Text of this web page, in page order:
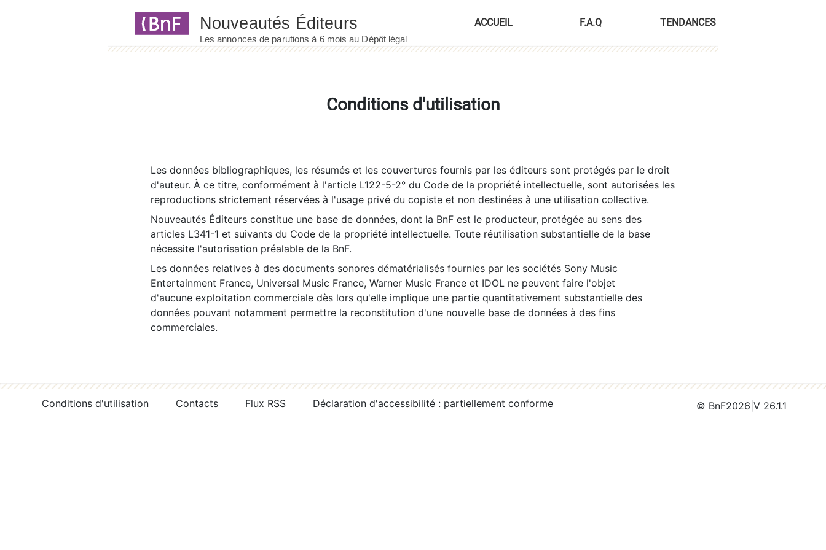
ACCUEIL F.A.Q TENDANCES
Conditions d'utilisation
Les données bibliographiques, les résumés et les couvertures fournis par les éditeurs sont protégés par le droit
d'auteur. À ce titre, conformément à l'article L122-5-2° du Code de la propriété intellectuelle, sont autorisées les
reproductions strictement réservées à l'usage privé du copiste et non destinées à une utilisation collective.
Nouveautés Éditeurs constitue une base de données, dont la BnF est le producteur, protégée au sens des
articles L341-1 et suivants du Code de la propriété intellectuelle. Toute réutilisation substantielle de la base
nécessite l'autorisation préalable de la BnF.
Les données relatives à des documents sonores dématérialisés fournies par les sociétés Sony Music
Entertainment France, Universal Music France, Warner Music France et IDOL ne peuvent faire l'objet
d'aucune exploitation commerciale dès lors qu'elle implique une partie quantitativement substantielle des
données pouvant notamment permettre la reconstitution d'une nouvelle base de données à des fins
commerciales.
Conditions d'utilisation Contacts Flux RSS Déclaration d'accessibilité : partiellement conforme © BnF2026 V 26.1.1